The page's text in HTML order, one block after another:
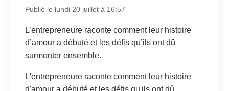
Publié le lundi 20 juillet à 16:57
L’entrepreneure raconte comment leur histoire
d’amour a débuté et les défis qu’ils ont dû
surmonter ensemble.
L'entrepreneure raconte comment leur histoire
d'amour a débuté et les défis qu'ils ont dû